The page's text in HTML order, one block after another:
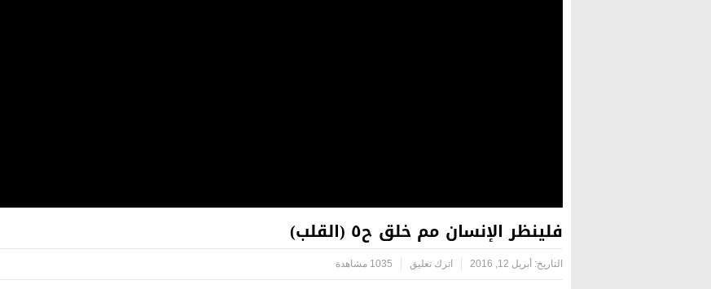
فلينظر الإنسان مم خلق ح٥ (القلب)
التاريخ: أبريل 12, 2016 اترك تعليق 1035 مشاهدة